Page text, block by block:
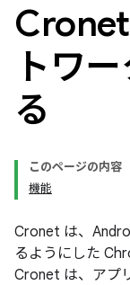
トワ
る
このページの内容
機能
Cronet は、
るようにした
Cronet は、アプ